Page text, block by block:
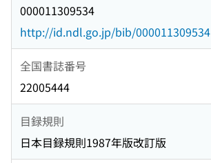
000011309534
http://id.ndl.go.jp/bib/000011309534
全国書誌番号
22005444
目録規則
日本目録規則1987年版改訂版